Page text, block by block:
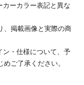
ーカラー表記と異な
、掲載画像と実際の商
・仕様について、予
ご了承ください。